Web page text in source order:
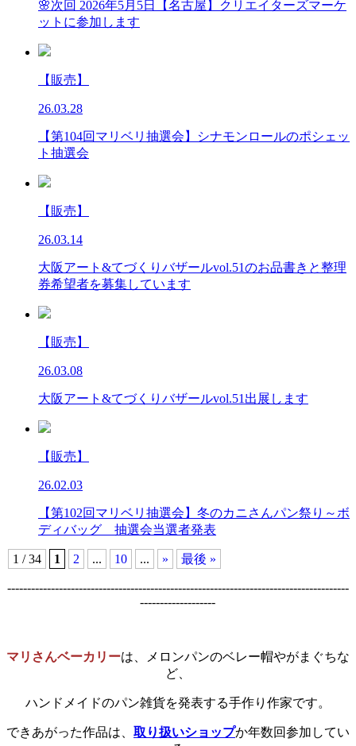
🌸次回 2026年5月5日【名古屋】クリエイターズマーケ
ットに参加します
【販売】
26.03.28
【第104回マリベリ抽選会】シナモンロールのポシェッ
ト抽選会
【販売】
26.03.14
大阪アート&てづくりバザールvol.51のお品書きと整理
券希望者を募集しています
【販売】
26.03.08
大阪アート&てづくりバザールvol.51出展します
【販売】
26.02.03
【第102回マリベリ抽選会】冬のカニさんパン祭り～ボ
ディバッグ 抽選会当選者発表
1 / 34 1 2 ... 10 ... » 最後 »
--------------------------------------------------------------------------------------
-------------------
マリさんベーカリーは、メロンパンのベレー帽やがまぐちな
ど、
ハンドメイドのパン雑貨を発表する手作り作家です。
できあがった作品は、 取り扱いショップか年数回参加してい